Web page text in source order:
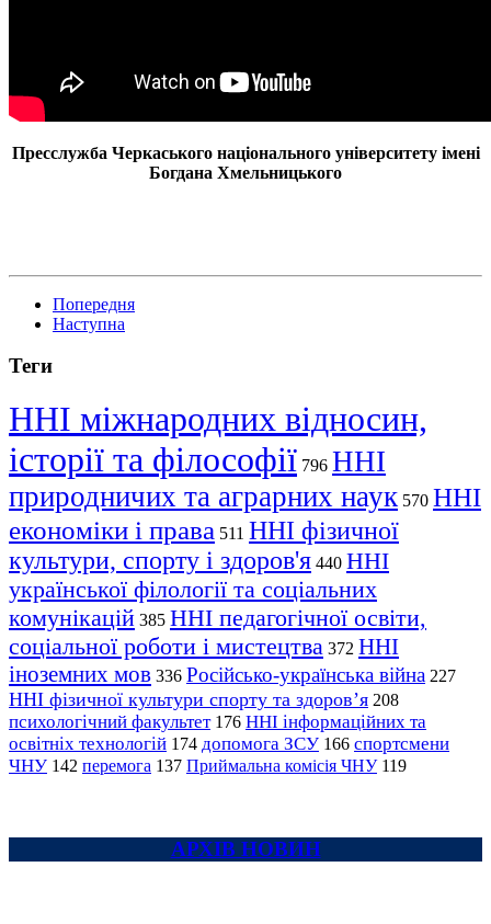
Пресслужба Черкаського національного університету імені
Богдана Хмельницького
Попередня
Наступна
Теги
ННІ міжнародних відносин,
історії та філософії 796 ННІ
природничих та аграрних наук 570 ННІ
економіки і права 511 ННІ фізичної
культури, спорту і здоров'я 440 ННІ
української філології та соціальних
комунікацій 385 ННІ педагогічної освіти,
соціальної роботи і мистецтва 372 ННІ
іноземних мов 336 Російсько-українська війна 227
ННІ фізичної культури спорту та здоров’я 208
психологічний факультет 176 ННІ інформаційних та
освітніх технологій 174 допомога ЗСУ 166 спортсмени
ЧНУ 142 перемога 137 Приймальна комісія ЧНУ 119
АРХІВ НОВИН